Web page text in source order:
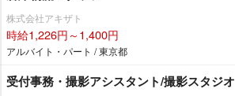
株式会社アキザト
時給1,226円～1,400円
アルバイト・パート / 東京都
受付事務・撮影アシスタント/撮影スタジオ